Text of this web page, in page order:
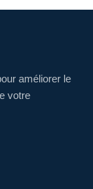
améliorer le
votre